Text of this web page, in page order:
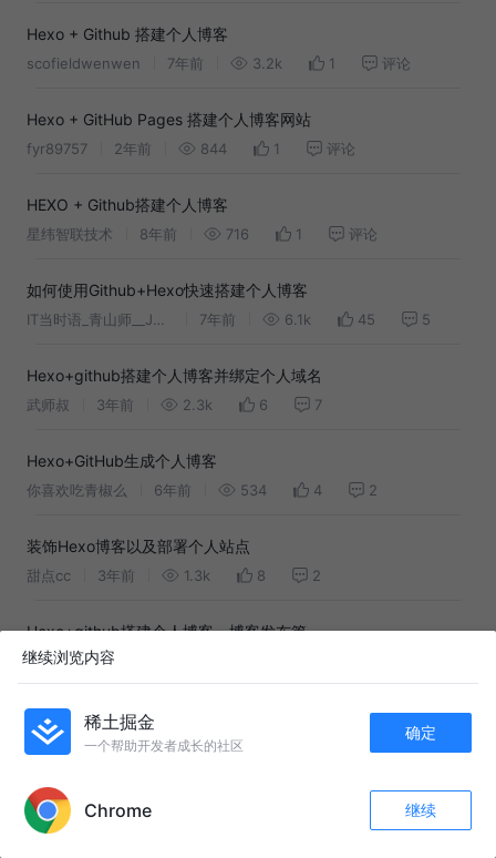
26
Hexo + Github 搭建个人博客
scofieldwenwen 7年前 3.2k 1 评论
Hexo + GitHub Pages 搭建个人博客网站
fyr89757 2年前 844 1 评论
HEXO + Github搭建个人博客
星纬智联技术 8年前 716 1 评论
如何使用Github+Hexo快速搭建个人博客
7年前 6.1k 45 5
Hexo+github搭建个人博客并绑定个人域名
武师叔 3年前 2.3k 6 7
Hexo+GitHub生成个人博客
你喜欢吃青椒么 6年前 534 4 2
装饰Hexo博客以及部署个人站点
甜点cc 3年前 1.3k 8 2
Hexo+github搭建个人博客－博客发布篇
好好学java
Hexo + GitHub搭建个人博客
进击的一二 4年前 157
手把手教你使用 Hexo + Github Pages 搭建个人独立博客
SegmentFault思否 344 1
继续浏览内容
稀土掘金
一个帮助开发者成长的社区
确定
Chrome 继续